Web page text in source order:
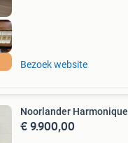
Bezoek website
Noorlander Harmonique
€ 9.900,00